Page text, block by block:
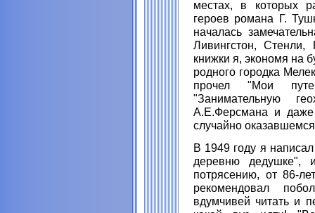
местах, в которых
героев романа Г.
началась
Ливингстон,
книжки я, экономя на
родного городка
прочел "Мои
"Занимательную
А.Е.Ферсмана и даже
случайно
В 1949 году я
деревню дедушке",
потрясению, от 86-
рекомендовал
вдумчивей читать и